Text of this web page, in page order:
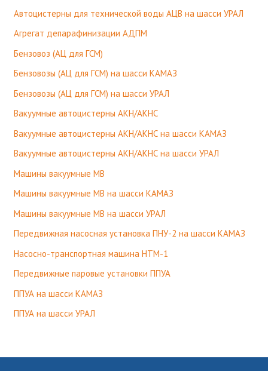
Автоцистерны для технической воды АЦВ на шасси УРАЛ
Агрегат депарафинизации АДПМ
Бензовоз (АЦ для ГСМ)
Бензовозы (АЦ для ГСМ) на шасси КАМАЗ
Бензовозы (АЦ для ГСМ) на шасси УРАЛ
Вакуумные автоцистерны АКН/АКНС
Вакуумные автоцистерны АКН/АКНС на шасси КАМАЗ
Вакуумные автоцистерны АКН/АКНС на шасси УРАЛ
Машины вакуумные МВ
Машины вакуумные МВ на шасси КАМАЗ
Машины вакуумные МВ на шасси УРАЛ
Передвижная насосная установка ПНУ-2 на шасси КАМАЗ
Насосно-транспортная машина НТМ-1
Передвижные паровые установки ППУА
ППУА на шасси КАМАЗ
ППУА на шасси УРАЛ